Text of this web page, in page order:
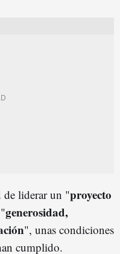
de liderar un "proyecto
generosidad,
", unas condiciones
cumplido.